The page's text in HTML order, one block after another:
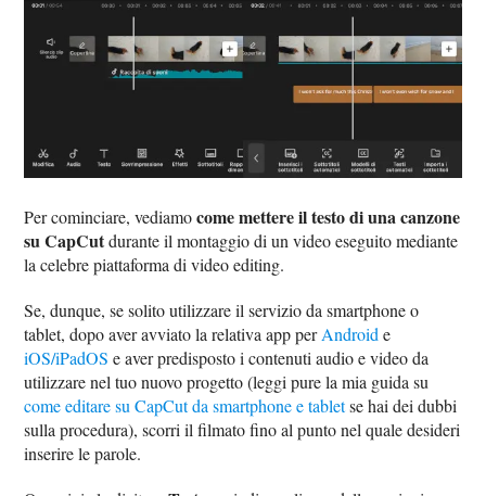
Per cominciare, vediamocome mettere il testo di una canzone
su CapCutdurante il montaggio di un video eseguito mediante
la celebre piattaforma di video editing.
Se, dunque, se solito utilizzare il servizio da smartphone o
tablet, dopo aver avviato la relativa app perAndroid e
iOS/iPadOS e aver predisposto i contenuti audio e video da
utilizzare nel tuo nuovo progetto (leggi pure la mia guida su
come editare su CapCut da smartphone e tabletse hai dei dubbi
sulla procedura), scorri il filmato fino al punto nel quale desideri
inserire le parole.